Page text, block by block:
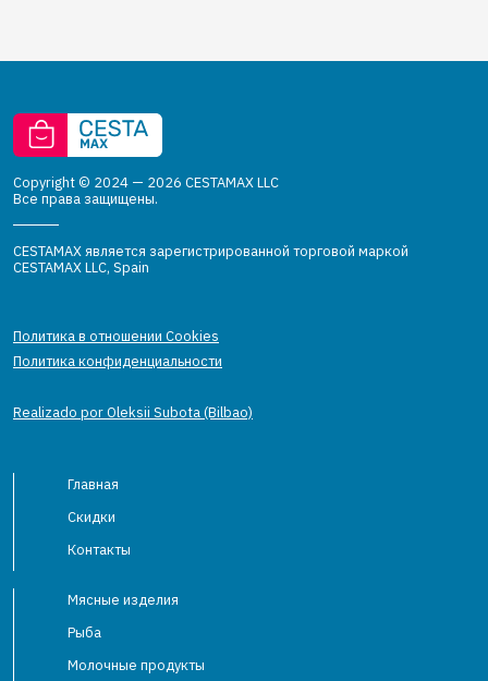
Copyright © 2024 — 2026 CESTAMAX LLC
Все права защищены.
CESTAMAX является зарегистрированной торговой маркой
CESTAMAX LLC, Spain
Политика в отношении Cookies
Политика конфиденциальности
Realizado por Oleksii Subota (Bilbao)
Главная
Скидки
Контакты
Мясные изделия
Рыба
Молочные продукты